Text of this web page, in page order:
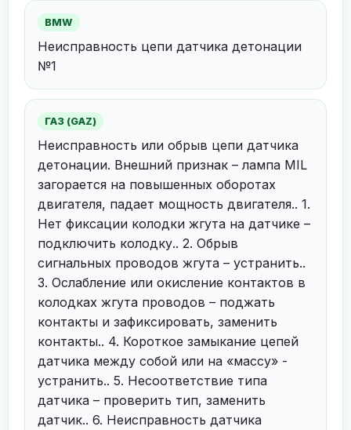
BMW
Неисправность цепи датчика детонации
№1
ГАЗ (GAZ)
Неисправность или обрыв цепи датчика
детонации. Внешний признак – лампа MIL
загорается на повышенных оборотах
двигателя, падает мощность двигателя.. 1.
Нет фиксации колодки жгута на датчике –
подключить колодку.. 2. Обрыв
сигнальных проводов жгута – устранить..
3. Ослабление или окисление контактов в
колодках жгута проводов – поджать
контакты и зафиксировать, заменить
контакты.. 4. Короткое замыкание цепей
датчика между собой или на «массу» -
устранить.. 5. Несоответствие типа
датчика – проверить тип, заменить
датчик.. 6. Неисправность датчика